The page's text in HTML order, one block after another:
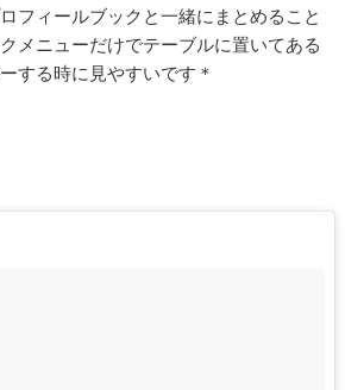
フィールブックと一緒にまとめること
メニューだけでテーブルに置いてある
する時に見やすいです＊